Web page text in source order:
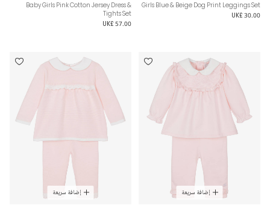
Girls Blue & Beige Dog Print Leggings Set
UK£ 30.00
Baby Girls Pink Cotton Jersey Dress &
Tights Set
UK£ 57.00
إضافة سريعة إضافة سريعة